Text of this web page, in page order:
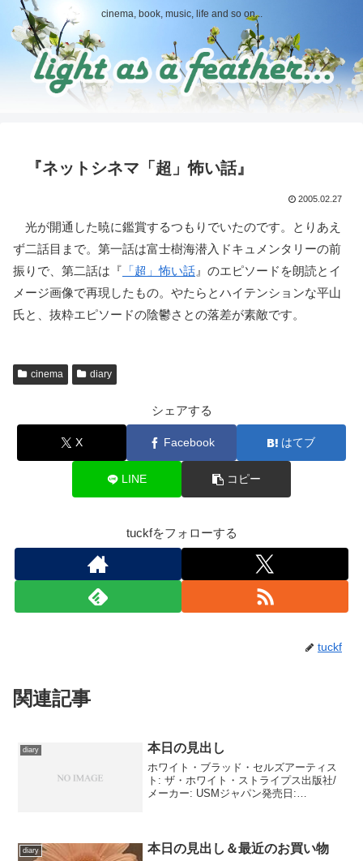
cinema, book, music, life and so on...
『ネットシネマ「超」怖い話』
2005.02.27
光が開通した暁に鑑賞するつもりでいたのです。とりあえ
ず二話目まで。第一話は富士樹海潜入ドキュメンタリーの前
振りで、第二話は『 「超」怖い話 』のエピソードを朗読とイ
メージ画像で再現したもの。やたらとハイテンションな平山
氏と、抜粋エピソードの陰鬱さとの落差が素敵です。
cinema diary
シェアする
X Facebook はてブ
LINE コピー
tuckfをフォローする
tuckf
関連記事
diary 本日の見出し
ホワイト・ブラッド・セルズアーティス
ト: ザ・ホワイト・ストライプス出版社/
メーカー: USMジャパン発売日:
diary 本日の見出し＆最近のお買い物